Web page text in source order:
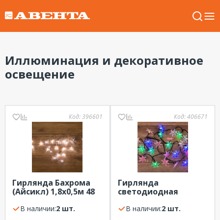
Иллюминация и декоративное
освещение
Код:396601
Гирлянда Бахрома
(Айсикл) 1,8х0,5м 48
прозрачный ПВХ
В наличии:
2 шт.
Код:406671
Гирлянда
светодиодная
МУЛЬТИКОЛОР
В наличии:
2 шт.